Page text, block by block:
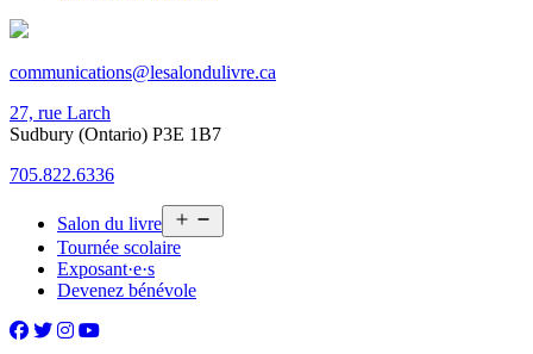
communications@lesalondulivre.ca
27, rue Larch
Sudbury (Ontario) P3E 1B7
705.822.6336
Salon du livre
menu
Tournée scolaire
Exposant·e·s
Devenez bénévole